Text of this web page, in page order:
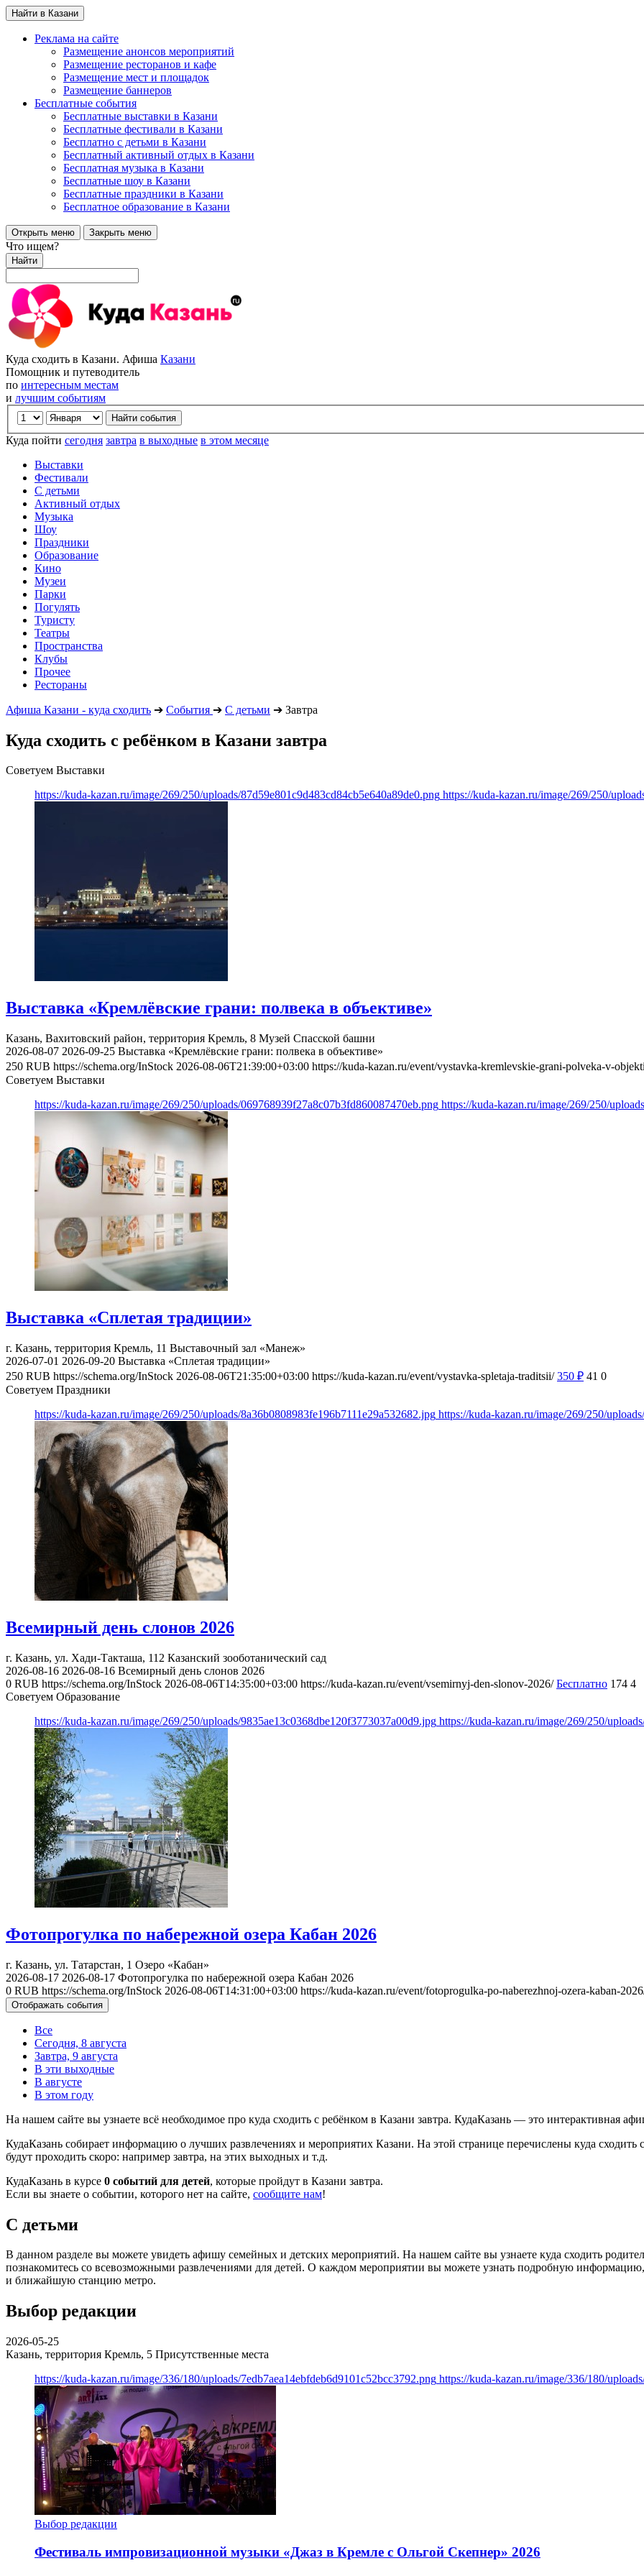
Найти в Казани
Реклама на сайте
Размещение анонсов мероприятий
Размещение ресторанов и кафе
Размещение мест и площадок
Размещение баннеров
Бесплатные события
Бесплатные выставки в Казани
Бесплатные фестивали в Казани
Бесплатно с детьми в Казани
Бесплатный активный отдых в Казани
Бесплатная музыка в Казани
Бесплатные шоу в Казани
Бесплатные праздники в Казани
Бесплатное образование в Казани
Открыть меню Закрыть меню
Что ищем?
Найти
Куда сходить в Казани. Афиша Казани
Помощник и путеводитель
по интересным местам
и лучшим событиям
Куда пойти сегодня завтра в выходные в этом месяце
Выставки
Фестивали
С детьми
Активный отдых
Музыка
Шоу
Праздники
Образование
Кино
Музеи
Парки
Погулять
Туристу
Театры
Пространства
Клубы
Прочее
Рестораны
Афиша Казани - куда сходить ➔ События ➔ С детьми ➔ Завтра
Куда сходить с ребёнком в Казани завтра
Советуем Выставки
https://kuda-kazan.ru/image/269/250/uploads/87d59e801c9d483cd84cb5e640a89de0.png https://kuda-kazan.ru/image/269/250/
Выставка «Кремлёвские грани: полвека в объективе»
Казань, Вахитовский район, территория Кремль, 8 Музей Спасской башни
2026-08-07 2026-09-25 Выставка «Кремлёвские грани: полвека в объективе»
250 RUB https://schema.org/InStock 2026-08-06T21:39:00+03:00 https://kuda-kazan.ru/event/vystavka-kremlevskie-grani-polveka-v-
Советуем Выставки
https://kuda-kazan.ru/image/269/250/uploads/069768939f27a8c07b3fd860087470eb.png https://kuda-kazan.ru/image/269/250/
Выставка «Сплетая традиции»
г. Казань, территория Кремль, 11 Выставочный зал «Манеж»
2026-07-01 2026-09-20 Выставка «Сплетая традиции»
250 RUB https://schema.org/InStock 2026-08-06T21:35:00+03:00 https://kuda-kazan.ru/event/vystavka-spletaja-traditsii/ 350 ₽ 41 0
Советуем Праздники
https://kuda-kazan.ru/image/269/250/uploads/8a36b0808983fe196b7111e29a532682.jpg https://kuda-kazan.ru/image/269/250/
Всемирный день слонов 2026
г. Казань, ул. Хади-Такташа, 112 Казанский зооботанический сад
2026-08-16 2026-08-16 Всемирный день слонов 2026
0 RUB https://schema.org/InStock 2026-08-06T14:35:00+03:00 https://kuda-kazan.ru/event/vsemirnyj-den-slonov-2026/ Бесплатно 174 4
Советуем Образование
https://kuda-kazan.ru/image/269/250/uploads/9835ae13c0368dbe120f3773037a00d9.jpg https://kuda-kazan.ru/image/269/250/
Фотопрогулка по набережной озера Кабан 2026
г. Казань, ул. Татарстан, 1 Озеро «Кабан»
2026-08-17 2026-08-17 Фотопрогулка по набережной озера Кабан 2026
0 RUB https://schema.org/InStock 2026-08-06T14:31:00+03:00 https://kuda-kazan.ru/event/fotoprogulka-po-naberezhnoj-ozera-kaban-
Отображать события
Все
Сегодня, 8 августа
Завтра, 9 августа
В эти выходные
В августе
В этом году
На нашем сайте вы узнаете всё необходимое про куда сходить с ребёнком в Казани завтра. КудаКазань — это интерактивная
КудаКазань собирает информацию о лучших развлечениях и мероприятих Казани. На этой странице перечислены куда сходить
будут проходить скоро: например завтра, на этих выходных и т.д.
КудаКазань в курсе 0 событий для детей, которые пройдут в Казани завтра.
Если вы знаете о событии, которого нет на сайте, сообщите нам!
С детьми
В данном разделе вы можете увидеть афишу семейных и детских мероприятий. На нашем сайте вы узнаете куда сходить
познакомитесь со всевозможными развлечениями для детей. О каждом мероприятии вы можете узнать подробную
и ближайшую станцию метро.
Выбор редакции
2026-05-25
Казань, территория Кремль, 5 Присутственные места
https://kuda-kazan.ru/image/336/180/uploads/7edb7aea14ebfdeb6d9101c52bcc3792.png https://kuda-kazan.ru/image/336/180/
Выбор редакции
Фестиваль импровизационной музыки «Джаз в Кремле с Ольгой Скепнер» 2026